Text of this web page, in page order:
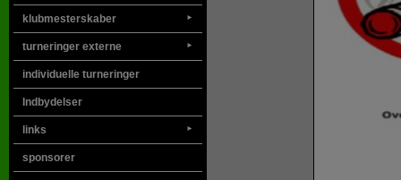
►
klubmesterskaber
►
turneringer externe
individuelle turneringer
Indbydelser
►
links
sponsorer